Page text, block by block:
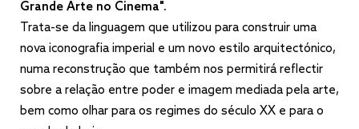
Grande Arte no Cinema".
Trata-se da linguagem que utilizou para construir uma
nova iconografia imperial e um novo estilo arquitectónico,
numa reconstrução que também nos permitirá reflectir
sobre a relação entre poder e imagem mediada pela arte,
bem como olhar para os regimes do século XX e para o